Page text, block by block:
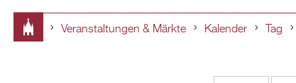
Veranstaltungen & Märkte Kalender Tag